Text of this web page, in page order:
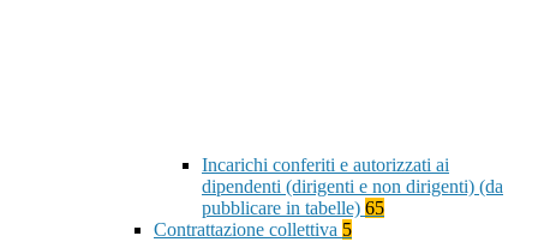
Incarichi conferiti e autorizzati ai
dipendenti (dirigenti e non dirigenti) (da
pubblicare in tabelle) 65
Contrattazione collettiva 5